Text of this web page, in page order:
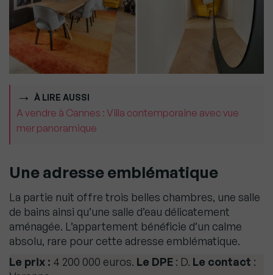
À LIRE AUSSI
A vendre à Cannes : Villa contemporaine avec vue
mer panoramique
Une adresse emblématique
La partie nuit offre trois belles chambres, une salle
de bains ainsi qu’une salle d’eau délicatement
aménagée. L’appartement bénéficie d’un calme
absolu, rare pour cette adresse emblématique.
Le prix : 4 200 000 euros. Le DPE : D. Le contact :